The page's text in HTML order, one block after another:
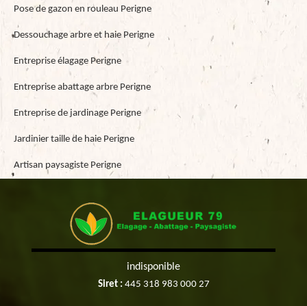
Pose de gazon en rouleau Perigne
Dessouchage arbre et haie Perigne
Entreprise élagage Perigne
Entreprise abattage arbre Perigne
Entreprise de jardinage Perigne
Jardinier taille de haie Perigne
Artisan paysagiste Perigne
indisponible
Siret : 445 318 983 000 27